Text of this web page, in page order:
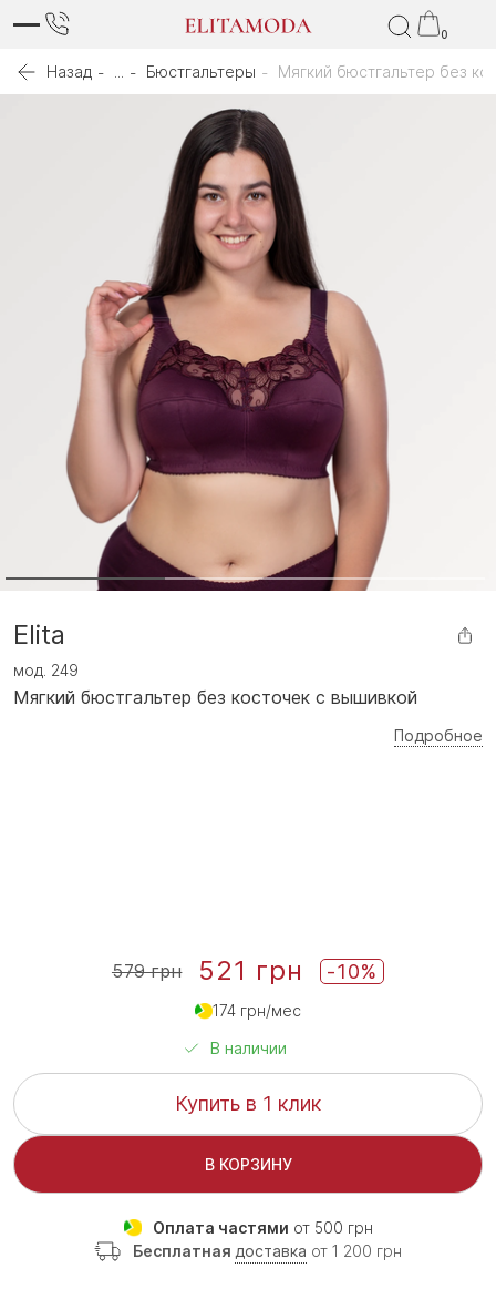
0
Назад Бюстгальтеры Мягкий бюстгальтер без
Elita
мод. 249
Мягкий бюстгальтер без косточек с вышивкой
Подробное
579 грн 521 грн -10%
174 грн/мес
В наличии
Купить в 1 клик
В КОРЗИНУ
Оплата частями от 500 грн
Бесплатная доставка от 1 200 грн